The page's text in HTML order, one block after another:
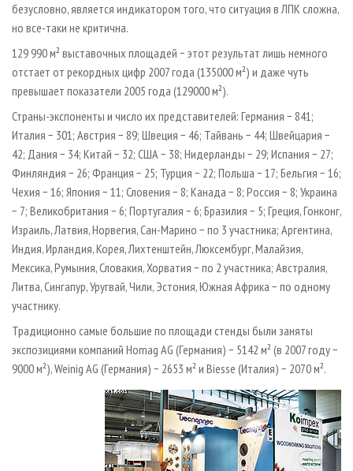
безусловно, является индикатором того, что ситуация в ЛПК сложна,
но все-таки не критична.
129 990 м² выставочных площадей − этот результат лишь немного
отстает от рекордных цифр 2007 года (135000 м²) и даже чуть
превышает показатели 2005 года (129000 м²).
Страны-экспоненты и число их представителей: Германия − 841;
Италия − 301; Австрия − 89; Швеция − 46; Тайвань − 44; Швейцария −
42; Дания − 34; Китай − 32; США − 38; Нидерланды − 29; Испания − 27;
Финляндия − 26; Франция − 25; Турция − 22; Польша − 17; Бельгия − 16;
Чехия − 16; Япония − 11; Словения − 8; Канада − 8; Россия − 8; Украина
− 7; Великобритания − 6; Португалия − 6; Бразилия − 5; Греция, Гонконг,
Израиль, Латвия, Норвегия, Сан-Марино − по 3 участника; Аргентина,
Индия, Ирландия, Корея, Лихтенштейн, Люксембург, Малайзия,
Мексика, Румыния, Словакия, Хорватия − по 2 участника; Австралия,
Литва, Сингапур, Уругвай, Чили, Эстония, Южная Африка − по одному
участнику.
Традиционно самые большие по площади стенды были заняты
экспозициями компаний Homag AG (Германия) − 5142 м² (в 2007 году −
9000 м²), Weinig AG (Германия) − 2653 м² и Biesse (Италия) − 2070 м².